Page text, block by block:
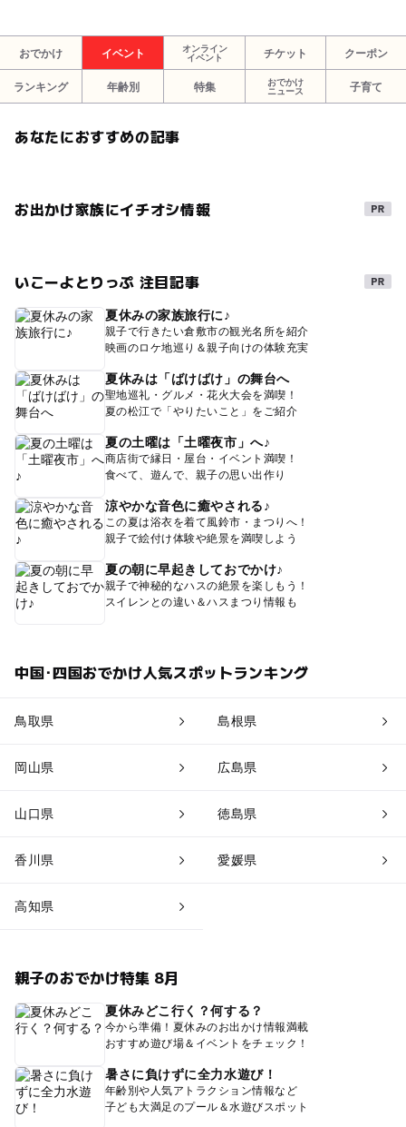
おでかけ イベント
オンライン
イベント
チケット クーポン
ランキング 年齢別 特集
おでかけ
ニュース
子育て
あなたにおすすめの記事
お出かけ家族にイチオシ情報
いこーよとりっぷ 注目記事
夏休みの家族旅行に♪
親子で行きたい倉敷市の観光名所を紹介
映画のロケ地巡り＆親子向けの体験充実
夏休みは「ばけばけ」の舞台へ
聖地巡礼・グルメ・花火大会を満喫！
夏の松江で「やりたいこと」をご紹介
夏の土曜は「土曜夜市」へ♪
商店街で縁日・屋台・イベント満喫！
食べて、遊んで、親子の思い出作り
涼やかな音色に癒やされる♪
この夏は浴衣を着て風鈴市・まつりへ！
親子で絵付け体験や絶景を満喫しよう
夏の朝に早起きしておでかけ♪
親子で神秘的なハスの絶景を楽しもう！
スイレンとの違い＆ハスまつり情報も
中国･四国おでかけ人気スポットランキング
鳥取県 島根県
岡山県 広島県
山口県 徳島県
香川県 愛媛県
高知県
親子のおでかけ特集 8月
夏休みどこ行く？何する？
今から準備！夏休みのお出かけ情報満載
おすすめ遊び場＆イベントをチェック！
暑さに負けずに全力水遊び！
年齢別や人気アトラクション情報など
子ども大満足のプール＆水遊びスポット